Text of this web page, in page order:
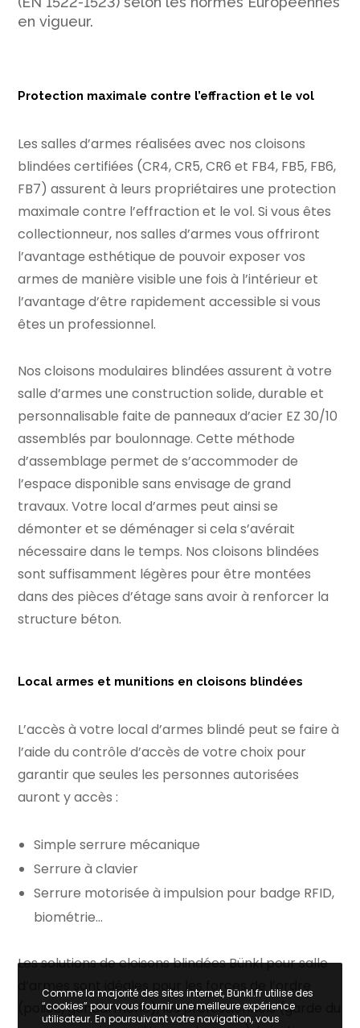
en vigueur.
Protection maximale contre l’effraction et le vol
Lessalles d’armes réalisées avec nos cloisons
blindées certifiées (CR4, CR5, CR6 et FB4, FB5, FB6,
FB7) assurent à leurs propriétaires une protection
maximale contre l’effraction et le vol. Si vous êtes
collectionneur, nossalles d’armes vous offriront
l’avantage esthétique de pouvoir exposer vos
armes de manière visible une fois à l’intérieur et
l’avantage d’être rapidement accessible si vous
êtes un professionnel.
Nos cloisons modulaires blindées assurent à votre
salle d’armes une construction solide, durable et
personnalisable faite de panneaux d’acier EZ 30/10
assemblés par boulonnage. Cette méthode
d’assemblage permet de s’accommoder de
l’espace disponible sans envisage de grand
travaux. Votre local d’armes peut ainsi se
démonter et se déménager si cela s’avérait
nécessaire dans le temps. Nos cloisons blindées
sont suffisamment légères pour être montées
dans des pièces d’étage sans avoir à renforcer la
structure béton.
Local armes et munitions en cloisons blindées
L’accès à votre local d’armes blindé peut se faire à
l’aide du contrôle d’accès de votre choix pour
garantir que seules les personnes autorisées
auront y accès :
Simple serrure mécanique
Serrure à clavier
Serrure motorisée à impulsion pour badge RFID,
biométrie…
Les solutions de cloisons blindées Bünkl poursalle
d’armes
sont idéales pour les forces de l’ordre
(police, gendarmerie), les professionnels (garde du
Comme la majorité des sites internet, Bünkl.fr utilise des
“cookies” pour vous fournir une meilleure expérience
utilisateur. En poursuivant votre navigation, vous